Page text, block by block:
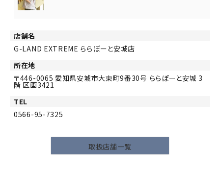
店舗名
G-LAND EXTREME ららぽーと安城店
所在地
446-0065 愛知県安城市大東町9番30号 ららぽーと安城 3
階 区画3421
TEL
0566-95-7325
取扱店舗一覧